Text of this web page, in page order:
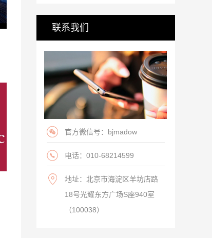
联系我们
官方微信号：bjmadow
电话：010-68214599
地址：北京市海淀区羊坊店路
18号光耀东方广场S座940室
（100038）